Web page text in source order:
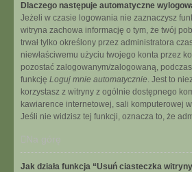
Dlaczego następuje automatyczne
Jeżeli w czasie logowania nie zaznaczysz
witryna zachowa informację o tym, że twój
trwał tylko określony przez administratora
niewłaściwemu użyciu twojego konta przez
pozostać zalogowanym/zalogowaną,
funkcję Loguj mnie automatycznie. Jest to
korzystasz z witryny z ogólnie dostępnego
kawiarence internetowej, sali komputerowej
Jeśli nie widzisz tej funkcji, oznacza to, że
Na górę
Jak działa funkcja “Usuń ciasteczka